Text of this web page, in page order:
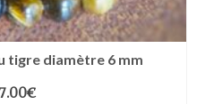
tigre diamètre 6 mm
€